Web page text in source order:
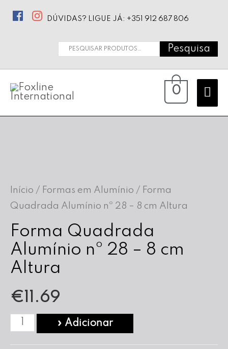
DÚVIDAS? LIGUE JÁ: +351 912 687 806
Pesquisar
Pesquisa
0
Início / Formas em Alumínio / Forma
Quadrada Alumínio nº 28 – 8 cm Altura
Forma Quadrada
Alumínio nº 28 – 8 cm
Altura
€11.69
Quantidade» Adicionar